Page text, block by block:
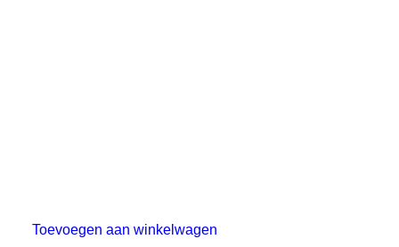
Toevoegen aan winkelwagen